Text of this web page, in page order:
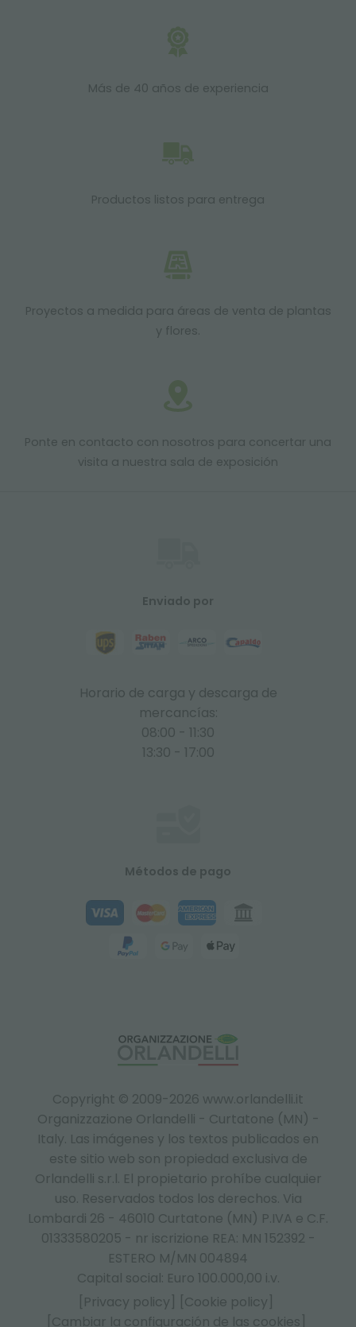
Más de 40 años de experiencia
Productos listos para entrega
Proyectos a medida para áreas de venta de plantas
y flores.
Ponte en contacto con nosotros para concertar una
visita a nuestra sala de exposición
Copyright © 2009-2026 www.orlandelli.it
Organizzazione Orlandelli - Curtatone (MN) -
Italy. Las imágenes y los textos publicados en
este sitio web son propiedad exclusiva de
Orlandelli s.r.l. El propietario prohíbe cualquier
uso. Reservados todos los derechos. Via
Lombardi 26 - 46010 Curtatone (MN) P.IVA e C.F.
01333580205 - nr iscrizione REA: MN 152392 -
ESTERO M/MN 004894
Capital social: Euro 100.000,00 i.v.
[Privacy policy]
[Cookie policy]
[Cambiar la configuración de las cookies]
Enviado por
Horario de carga y descarga de
mercancías:
08:00 - 11:30
13:30 - 17:00
Métodos de pago